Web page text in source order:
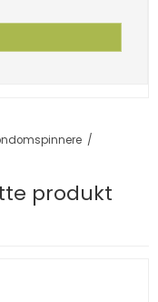
/
produkt